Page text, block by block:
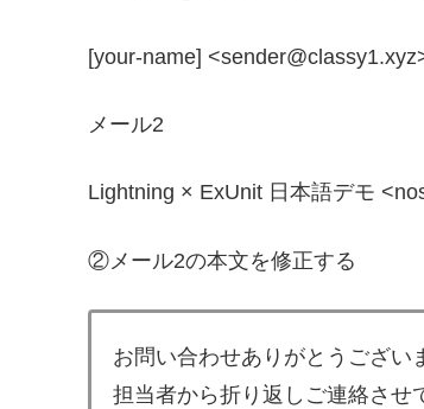
[your-name]
メール2
Lightning × ExUnit 日本語デモ
②メール2の本文を修正する
お問い合わせありがとうござい
担当者から折り返しご連絡させ